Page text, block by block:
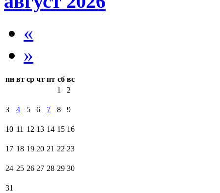
«
»
пн вт ср чт пт сб вс
1
2
3 4 5 6 7 8 9
10 11 12 13 14 15 16
17 18 19 20 21 22 23
24 25 26 27 28 29 30
31